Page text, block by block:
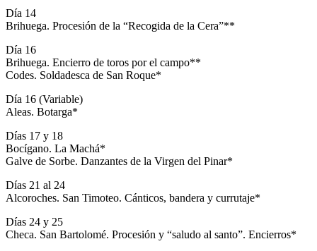
Día 14
Brihuega. Procesión de la “Recogida de la Cera”**
Día 16
Brihuega. Encierro de toros por el campo**
Codes. Soldadesca de San Roque*
Día 16 (Variable)
Aleas. Botarga*
Días 17 y 18
Bocígano. La Machá*
Galve de Sorbe. Danzantes de la Virgen del Pinar*
Días 21 al 24
Alcoroches. San Timoteo. Cánticos, bandera y currutaje*
Días 24 y 25
Checa. San Bartolomé. Procesión y “saludo al santo”. Encierros*